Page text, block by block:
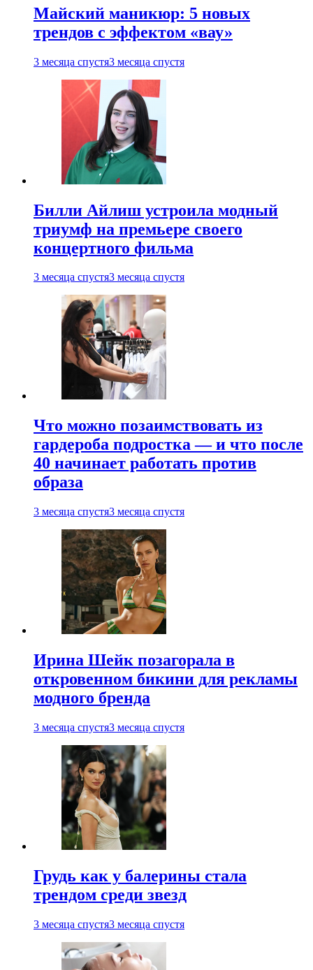
Майский маникюр: 5 новых
трендов с эффектом «вау»
3 месяца спустя3 месяца спустя
Билли Айлиш устроила модный
триумф на премьере своего
концертного фильма
3 месяца спустя3 месяца спустя
Что можно позаимствовать из
гардероба подростка — и что после
40 начинает работать против
образа
3 месяца спустя3 месяца спустя
Ирина Шейк позагорала в
откровенном бикини для рекламы
модного бренда
3 месяца спустя3 месяца спустя
Грудь как у балерины стала
трендом среди звезд
3 месяца спустя3 месяца спустя